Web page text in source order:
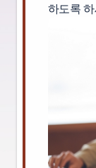
하도록